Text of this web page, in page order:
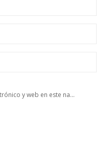
Guarda mi nombre, correo electrónico y web en este navegador para la próxima vez que comente.